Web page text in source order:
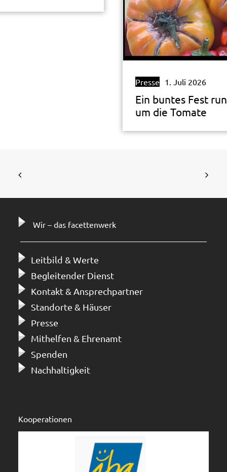
Presse 1. Juli 2026
Ein buntes Fest
um die Tomate
Wir – das facettenwerk
Leitbild & Werte
Begleitender Dienst
Kontakt & Ansprechpartner
Standorte & Häuser
Presse
Mithelfen & Ehrenamt
Spenden
Nachhaltigkeit
Kooperationen